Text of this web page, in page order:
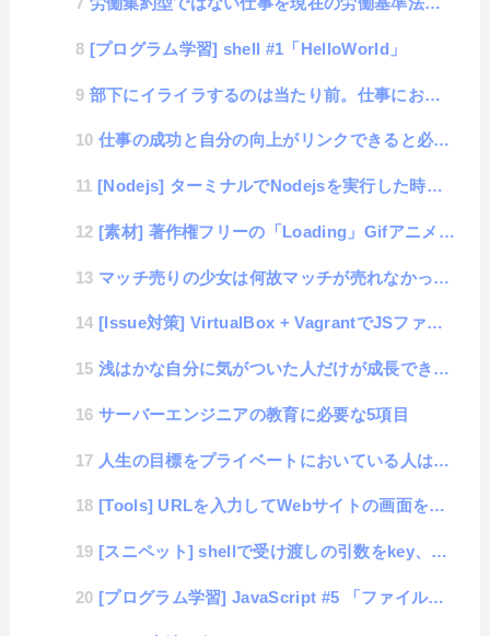
[プログラム学習] shell #1「HelloWorld」
部下にイライラするのは当たり前。仕事における上司の在り方。
仕事の成功と自分の向上がリンクできると必ず成功するという事
[Nodejs] ターミナルでNodejsを実行した時にArgv情報を取得する方法
[素材] 著作権フリーの「Loading」Gifアニメーション画像 40個
マッチ売りの少女は何故マッチが売れなかったのか？
[Issue対策] VirtualBox + VagrantでJSファイルが「Uncaught Sy...
浅はかな自分に気がついた人だけが成長できる法則
サーバーエンジニアの教育に必要な5項目
人生の目標をプライベートにおいている人は仕事で成功出来ない法則
[Tools] URLを入力してWebサイトの画面をキャプチャするツール
[スニペット] shellで受け渡しの引数をkey、valueで行うようにする
[プログラム学習] JavaScript #5 「ファイル書き込み」